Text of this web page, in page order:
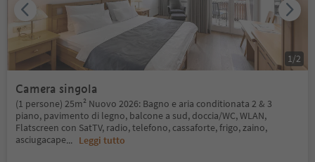
Camera singola
(1 persone) 25m² Nuovo 2026: Bagno e aria conditionata 2 & 3
piano, pavimento di legno, balcone a sud, doccia/WC, WLAN,
Flatscreen con SatTV, radio, telefono, cassaforte, frigo, zaino,
asciugacape... Leggi tutto
1 /2